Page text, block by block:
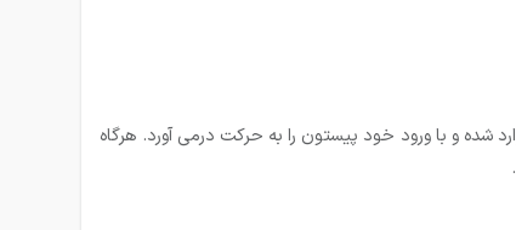
و با ورود خود پیستون را به حرکت درمی آورد. هرگاه